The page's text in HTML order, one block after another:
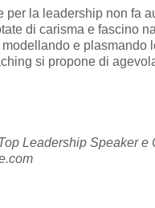
per la leadership non fa
di carisma e fascino
e
si propone di
Leadership Speaker e